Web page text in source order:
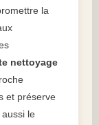
la
nettoyage
et préserve
le